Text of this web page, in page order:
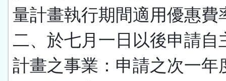
量計畫執行期間適用優惠費
二、於七月一日以後申請自
計畫之事業：申請之次一年